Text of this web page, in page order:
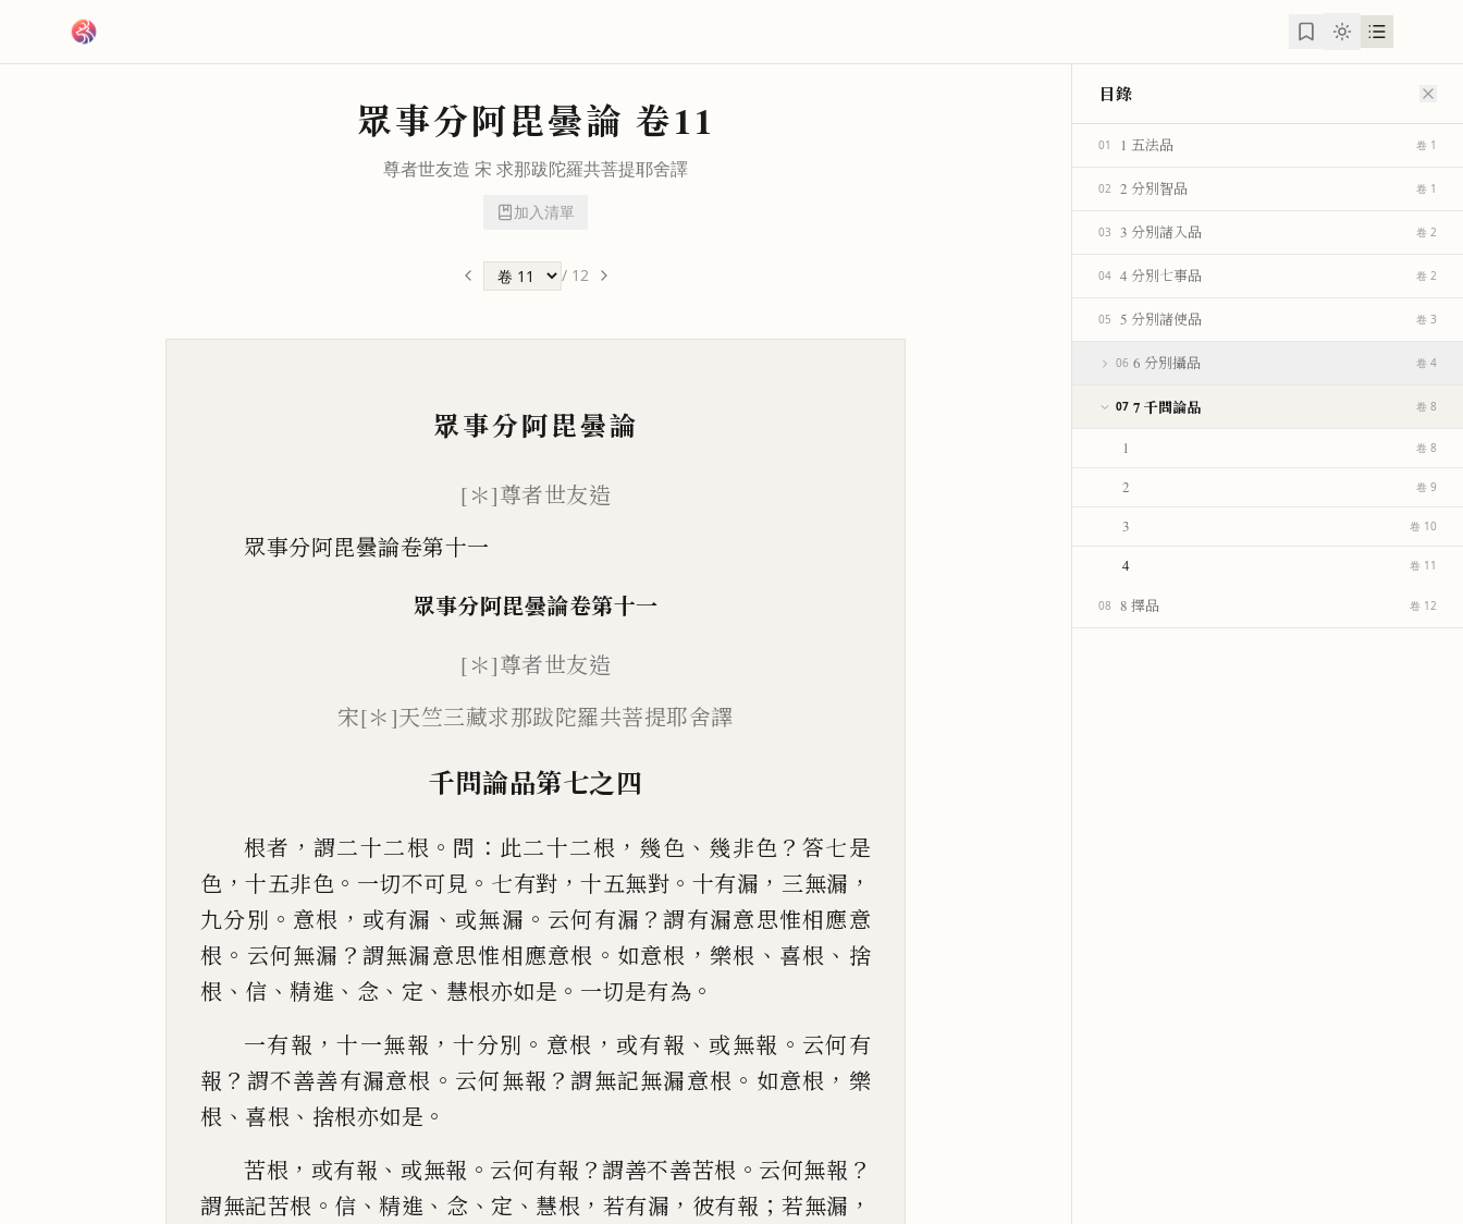
眾事分阿毘曇論 卷11
尊者世友造 宋 求那跋陀羅共菩提耶舍譯
加入清單
/ 12
眾事分阿毘曇論
[＊]尊者世友造
眾事分阿毘曇論卷第十一
眾事分阿毘曇論卷第十一
[＊]尊者世友造
宋[＊]天竺三藏求那跋陀羅共菩提耶舍譯
千問論品第七之四
根者 ，謂二十二根 。 問 ： 此二十二根 ， 幾色 、 幾非色 ？ 答七是
色 ，十五非色 。 一切不可見 。 七有對 ，十五無對 。 十有漏 ， 三無漏 ，
九分別 。 意根 ， 或有漏 、 或無漏 。 云何有漏 ？謂有漏意思惟相應意
根 。 云何無漏 ？ 謂無漏意思惟相應意根 。 如意根 ， 樂根 、 喜根 、 捨
根 、 信 、 精進 、 念 、 定 、 慧根亦如是 。 一切是有為 。
一有報 ，十一無報 ，十分別 。 意根 ， 或有報 、 或無報 。 云何有
報 ？ 謂不善善有漏意根 。 云何無報 ？謂無記無漏意根 。 如意根 ， 樂
根 、 喜根 、 捨根亦如是 。
苦根 ， 或有報 、 或無報 。 云何有報 ？謂善不善苦根 。 云何無報 ？
謂無記苦根 。 信 、精進 、 念 、 定 、 慧根 ， 若有漏 ， 彼有報 ；若無漏 ，
目錄
01 1 五法品 卷 1
02 2 分別智品 卷 1
03 3 分別諸入品 卷 2
04 4 分別七事品 卷 2
05 5 分別諸使品 卷 3
06 6 分別攝品 卷 4
07 7 千問論品 卷 8
1 卷 8
2 卷 9
3 卷 10
4 卷 11
08 8 擇品 卷 12